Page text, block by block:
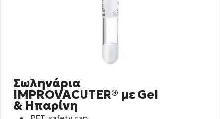
Σωληνάρια
IMPROVACUTER® με Gel
& Ηπαρίνη